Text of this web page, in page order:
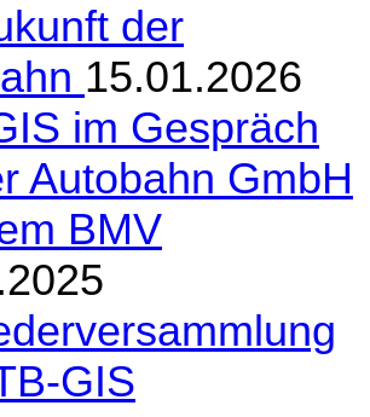
der
15.01.2026
im Gespräch
Autobahn GmbH
BMV
GIS